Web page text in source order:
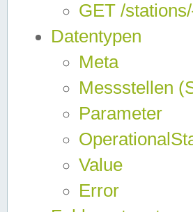
GET /
Datentypen
Meta
Messstellen
Parameter
Value
Error